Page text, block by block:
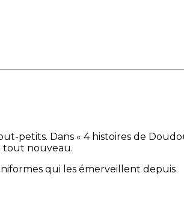
petits. Dans « 4 histoires de
tout nouveau.
qui les émerveillent depuis